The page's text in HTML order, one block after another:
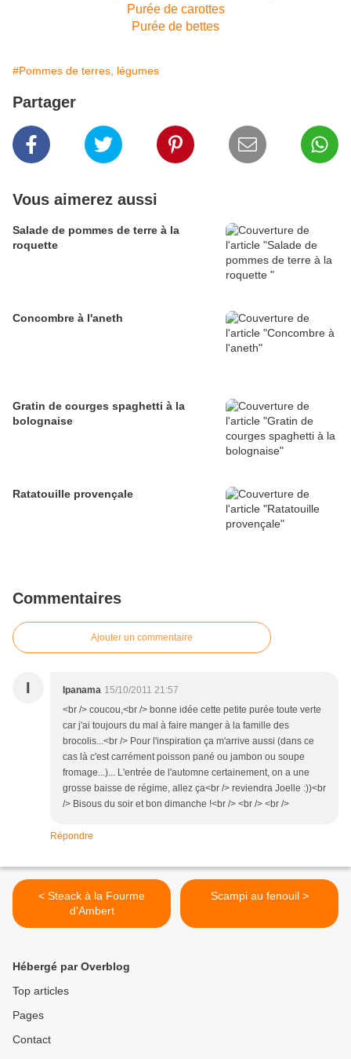
Purée de carottes
Purée de bettes
#Pommes de terres, légumes
Partager
Vous aimerez aussi
Salade de pommes de terre à la
roquette
Concombre à l'aneth
Gratin de courges spaghetti à la
bolognaise
Ratatouille provençale
Commentaires
Ajouter un commentaire
I Ipanama 15/10/2011 21:57
<br /> coucou,<br /> bonne idée cette petite purée toute verte
car j'ai toujours du mal à faire manger à la famille des
brocolis...<br /> Pour l'inspiration ça m'arrive aussi (dans ce
cas là c'est carrément poisson pané ou jambon ou soupe
fromage...)... L'entrée de l'automne certainement, on a une
grosse baisse de régime, allez ça<br /> reviendra Joelle :))<br
/> Bisous du soir et bon dimanche !<br /> <br /> <br />
Répondre
< Steack à la Fourme
d'Ambert
Scampi au fenouil >
Hébergé par Overblog
Top articles
Pages
Contact